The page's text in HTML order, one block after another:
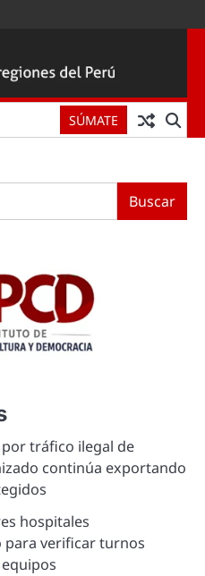
SÚMATE
Buscar
tráfico ilegal de
continúa exportando
hospitales
para verificar turnos